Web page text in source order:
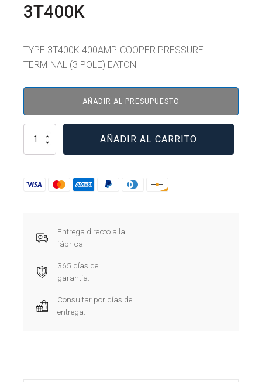
3T400K
TYPE 3T400K 400AMP. COOPER PRESSURE
TERMINAL (3 POLE) EATON
AÑADIR AL PRESUPUESTO
3T400K
cantidad
AÑADIR AL CARRITO
Entrega directo a la
fábrica
365 días de
garantía.
Consultar por días de
entrega.